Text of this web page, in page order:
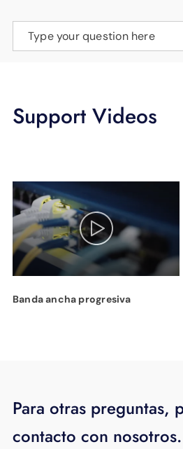
Type your question here
Support Videos
Banda ancha progresiva
Para otras preguntas,
contacto con nosotros.